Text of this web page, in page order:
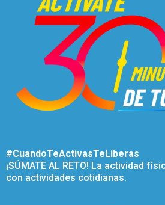
#CuandoTeActivasTeLiberas
¡SÚMATE AL RETO! La actividad
con actividades cotidianas.